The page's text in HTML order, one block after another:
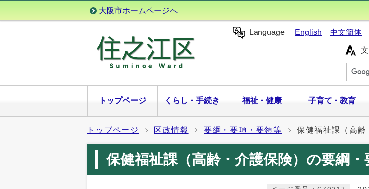
大阪市ホームページへ
Language English 中文簡体
トップページ くらし・手続き 福祉・健康 子育て・教育
トップページ 区政情報 要綱・要項・要領等 保健福祉課（高
保健福祉課（高齢・介護保険）の要綱・